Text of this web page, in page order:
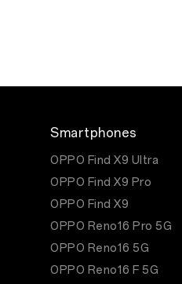
Smartphones
OPPO Find X9 Ultra
OPPO Find X9 Pro
OPPO Find X9
OPPO Reno16 Pro 5G
OPPO Reno16 5G
OPPO Reno16 F 5G